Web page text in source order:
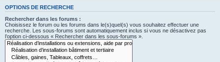
OPTIONS DE RECHERCHE
Rechercher dans les forums :
Choisissez le forum ou les forums dans le(s)quel(s) vous souhaitez effectuer une
recherche. Les sous-forums sont automatiquement inclus si vous ne désactivez pas
l’option ci-dessous « Rechercher dans les sous-forums ».